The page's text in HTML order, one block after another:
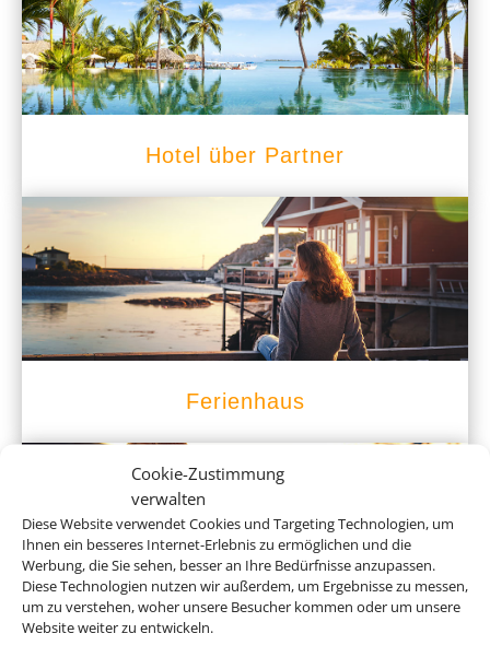
Cookie-Zustimmung
verwalten
Diese Website verwendet Cookies und Targeting Technologien, um
Ihnen ein besseres Internet-Erlebnis zu ermöglichen und die
Werbung, die Sie sehen, besser an Ihre Bedürfnisse anzupassen.
Diese Technologien nutzen wir außerdem, um Ergebnisse zu messen,
um zu verstehen, woher unsere Besucher kommen oder um unsere
Website weiter zu entwickeln.
Hotel über Partner
Ferienhaus